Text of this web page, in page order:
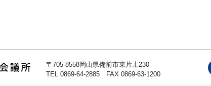
〒705-8558岡山県備前市東片上230
TEL 0869-64-2885 FAX 0869-63-1200